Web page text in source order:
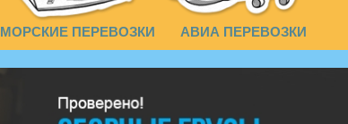
МОРСКИЕ ПЕРЕВОЗКИ АВИА ПЕРЕВОЗКИ